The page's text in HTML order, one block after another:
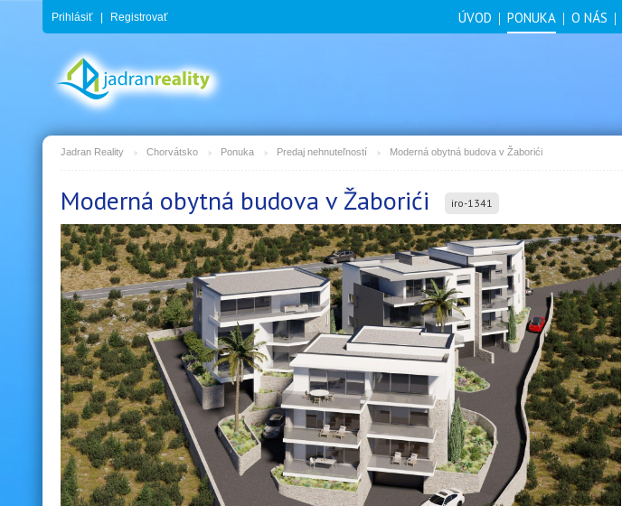
Prihlásiť | Registrovať ÚVOD PONUKA O NÁS
Jadran Reality Chorvátsko Ponuka Predaj nehnuteľností Moderná obytná budova v Žaborići
Moderná obytná budova v Žaborići iro-1341